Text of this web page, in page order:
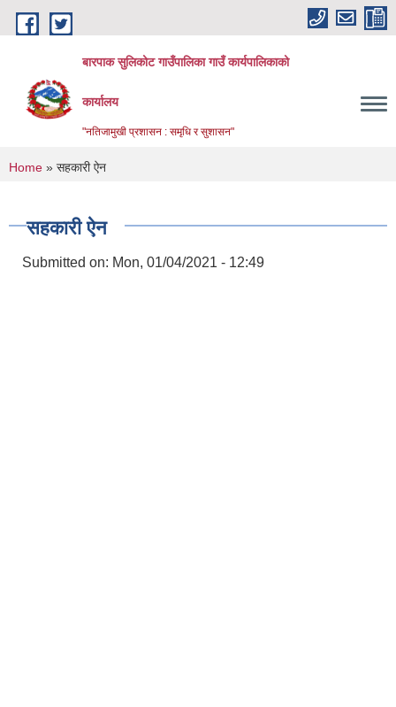
Skip to main content
बारपाक सुलिकोट गाउँपालिका गाउँ कार्यपालिकाको
कार्यालय
"नतिजामुखी प्रशासन : समृधि र सुशासन"
You are here
Home » सहकारी ऐन
सहकारी ऐन
Submitted on: Mon, 01/04/2021 - 12:49